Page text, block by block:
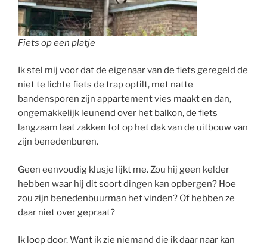
Fiets op een platje
Ik stel mij voor dat de eigenaar van de fiets geregeld de
niet te lichte fiets de trap optilt, met natte
bandensporen zijn appartement vies maakt en dan,
ongemakkelijk leunend over het balkon, de fiets
langzaam laat zakken tot op het dak van de uitbouw van
zijn benedenburen.
Geen eenvoudig klusje lijkt me. Zou hij geen kelder
hebben waar hij dit soort dingen kan opbergen? Hoe
zou zijn benedenbuurman het vinden? Of hebben ze
daar niet over gepraat?
Ik loop door. Want ik zie niemand die ik daar naar kan